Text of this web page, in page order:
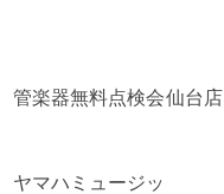
管楽器無料点検会仙台店
ヤマハミュージッ